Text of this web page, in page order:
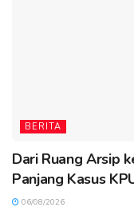
BERITA
Dari Ruang Arsip
Panjang Kasus
06/08/2026